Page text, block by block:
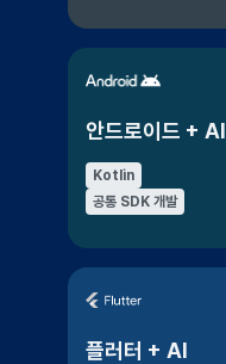
안드로이드 + AI
Kotlin
공통 SDK 개발
플러터 + AI